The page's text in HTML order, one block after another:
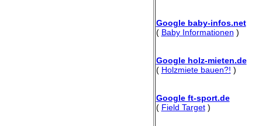
Google baby-infos.net
( Baby Informationen )
Google holz-mieten.de
( Holzmiete bauen?! )
Google ft-sport.de
( Field Target)